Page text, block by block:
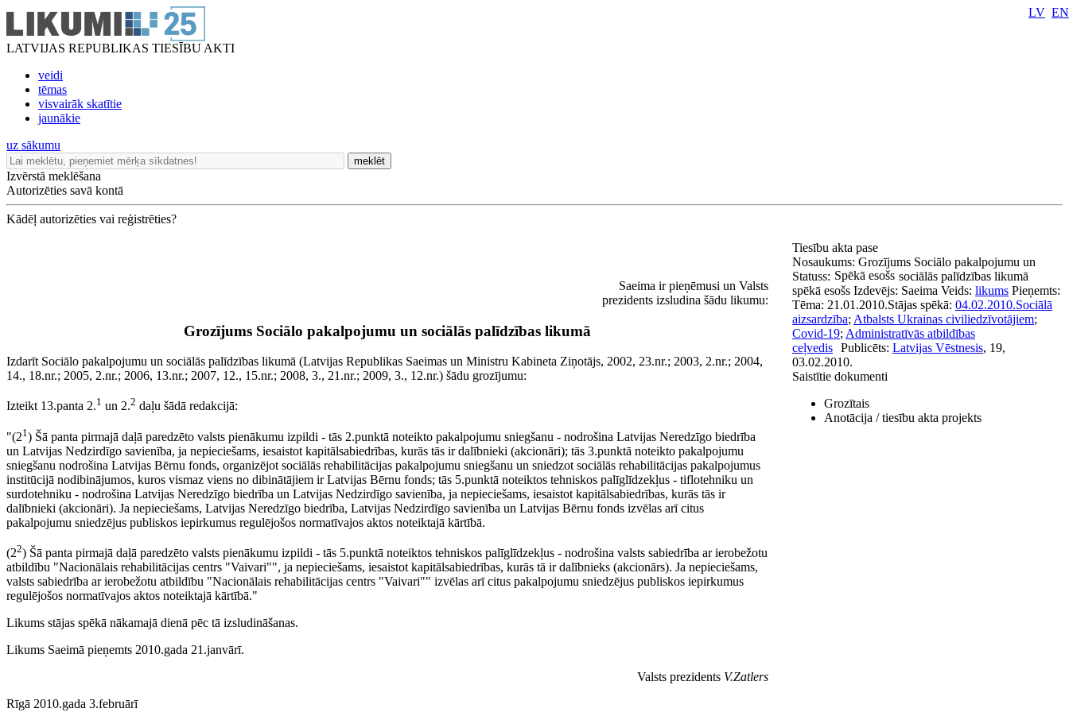
LATVIJAS REPUBLIKAS TIESĪBU AKTI
veidi
tēmas
visvairāk skatītie
jaunākie
LV EN
uz sākumu
meklēt
Izvērstā meklēšana
Autorizēties savā kontā
Kādēļ autorizēties vai reģistrēties?
Saeima ir pieņēmusi un Valsts
prezidents izsludina šādu likumu:
Grozījums Sociālo pakalpojumu un sociālās palīdzības likumā
Izdarīt Sociālo pakalpojumu un sociālās palīdzības likumā (Latvijas Republikas Saeimas un Ministru Kabineta Ziņotājs, 2002, 23.nr.; 2003, 2.nr.; 2004,
14., 18.nr.; 2005, 2.nr.; 2006, 13.nr.; 2007, 12., 15.nr.; 2008, 3., 21.nr.; 2009, 3., 12.nr.) šādu grozījumu:
Izteikt 13.panta 2.1 un 2.2 daļu šādā redakcijā:
"(21 ) Šā panta pirmajā daļā paredzēto valsts pienākumu izpildi - tās 2.punktā noteikto pakalpojumu sniegšanu - nodrošina Latvijas Neredzīgo biedrība
un Latvijas Nedzirdīgo savienība, ja nepieciešams, iesaistot kapitālsabiedrības, kurās tās ir dalībnieki (akcionāri); tās 3.punktā noteikto pakalpojumu
sniegšanu nodrošina Latvijas Bērnu fonds, organizējot sociālās rehabilitācijas pakalpojumu sniegšanu un sniedzot sociālās rehabilitācijas pakalpojumus
institūcijā nodibinājumos, kuros vismaz viens no dibinātājiem ir Latvijas Bērnu fonds; tās 5.punktā noteiktos tehniskos palīglīdzekļus - tiflotehniku un
surdotehniku - nodrošina Latvijas Neredzīgo biedrība un Latvijas Nedzirdīgo savienība, ja nepieciešams, iesaistot kapitālsabiedrības, kurās tās ir
dalībnieki (akcionāri). Ja nepieciešams, Latvijas Neredzīgo biedrība, Latvijas Nedzirdīgo savienība un Latvijas Bērnu fonds izvēlas arī citus
pakalpojumu sniedzējus publiskos iepirkumus regulējošos normatīvajos aktos noteiktajā kārtībā.
(22) Šā panta pirmajā daļā paredzēto valsts pienākumu izpildi - tās 5.punktā noteiktos tehniskos palīglīdzekļus - nodrošina valsts sabiedrība ar ierobežotu
atbildību "Nacionālais rehabilitācijas centrs "Vaivari"", ja nepieciešams, iesaistot kapitālsabiedrības, kurās tā ir dalībnieks (akcionārs). Ja nepieciešams,
valsts sabiedrība ar ierobežotu atbildību "Nacionālais rehabilitācijas centrs "Vaivari"" izvēlas arī citus pakalpojumu sniedzējus publiskos iepirkumus
regulējošos normatīvajos aktos noteiktajā kārtībā."
Likums stājas spēkā nākamajā dienā pēc tā izsludināšanas.
Likums Saeimā pieņemts 2010.gada 21.janvārī.
Valsts prezidents V.Zatlers
Rīgā 2010.gada 3.februārī
Tiesību akta pase
Nosaukums: Grozījums Sociālo pakalpojumu un
sociālās palīdzības likumā
Statuss: Spēkā esošs
spēkā esošs Izdevējs: Saeima Veids: likums Pieņemts:
21.01.2010.Stājas spēkā: 04.02.2010.
Tēma:
Sociālā
aizsardzība; Atbalsts Ukrainas civiliedzīvotājiem;
Covid-19; Administratīvās atbildības
ceļvedis Publicēts: Latvijas Vēstnesis, 19,
03.02.2010.
Saistītie dokumenti
Grozītais
Anotācija / tiesību akta projekts